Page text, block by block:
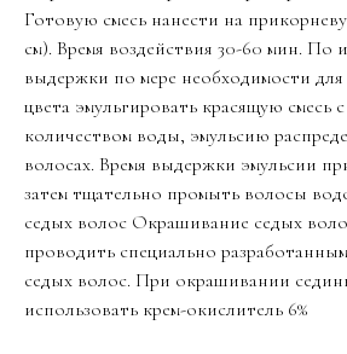
Готовую смесь нанести на
см). Время воздействия 30-60 мин. По
выдержки по мере необходимости
цвета эмульгировать красящую смесь
количеством воды, эмульсию
волосах. Время выдержки эмульсии
затем тщательно промыть волосы
седых волос Окрашивание седых
проводить специально
седых волос. При окрашивании
использовать крем-окислитель 6%